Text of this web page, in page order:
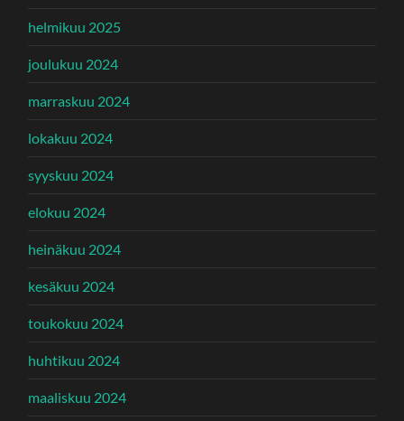
helmikuu 2025
joulukuu 2024
marraskuu 2024
lokakuu 2024
syyskuu 2024
elokuu 2024
heinäkuu 2024
kesäkuu 2024
toukokuu 2024
huhtikuu 2024
maaliskuu 2024